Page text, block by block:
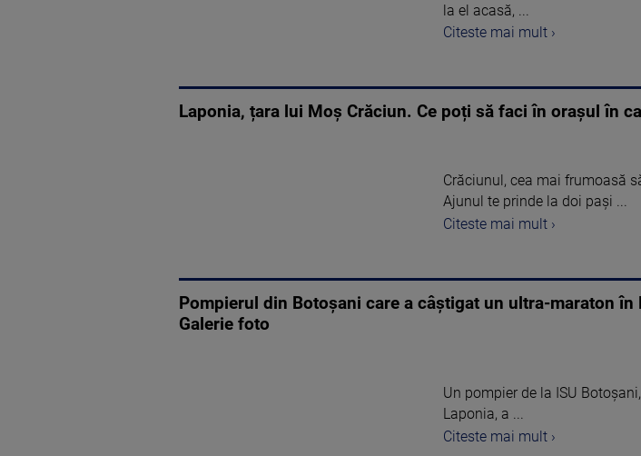
la el acasă, ...
Citeste mai mult ›
Laponia, țara lui Moș Crăciun. Ce poți să faci în orașul în
Crăciunul, cea mai frumoasă
Ajunul te prinde la doi pași ...
Citeste mai mult ›
Pompierul din Botoșani care a câștigat un ultra-maraton
Galerie foto
Un pompier de la ISU
Laponia, a ...
Citeste mai mult ›